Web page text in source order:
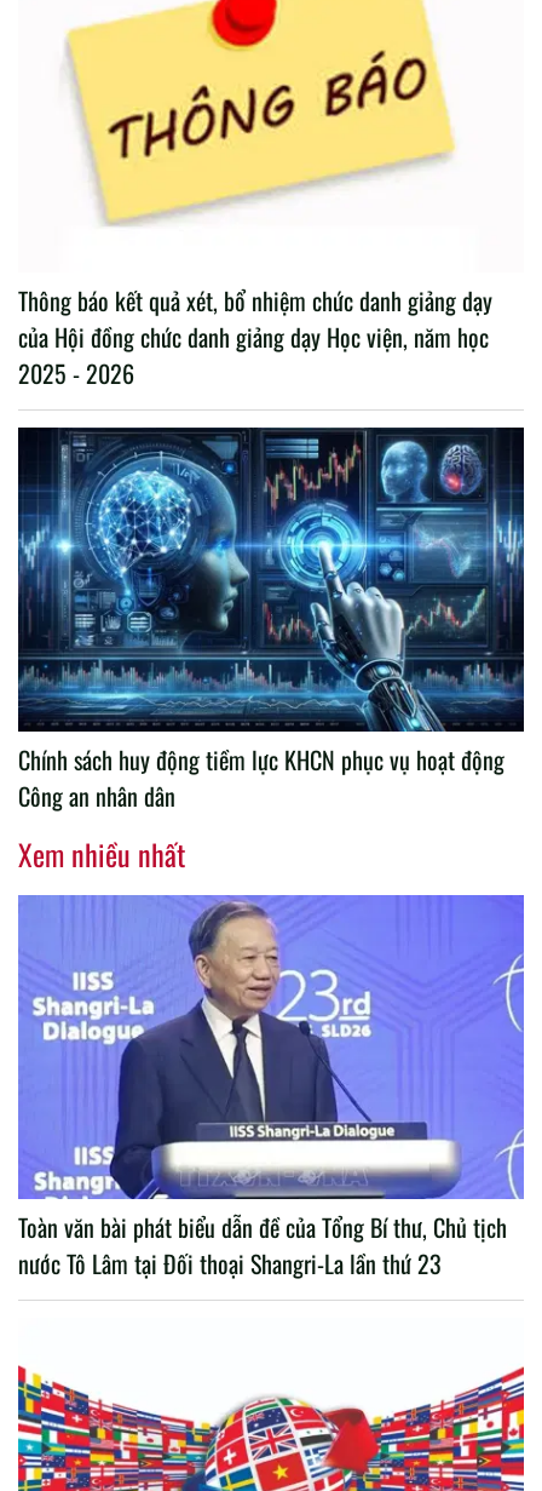
Thông báo kết quả xét, bổ nhiệm chức danh giảng dạy
của Hội đồng chức danh giảng dạy Học viện, năm học
2025 - 2026
Chính sách huy động tiềm lực KHCN phục vụ hoạt động
Công an nhân dân
Xem nhiều nhất
Toàn văn bài phát biểu dẫn đề của Tổng Bí thư, Chủ tịch
nước Tô Lâm tại Đối thoại Shangri-La lần thứ 23